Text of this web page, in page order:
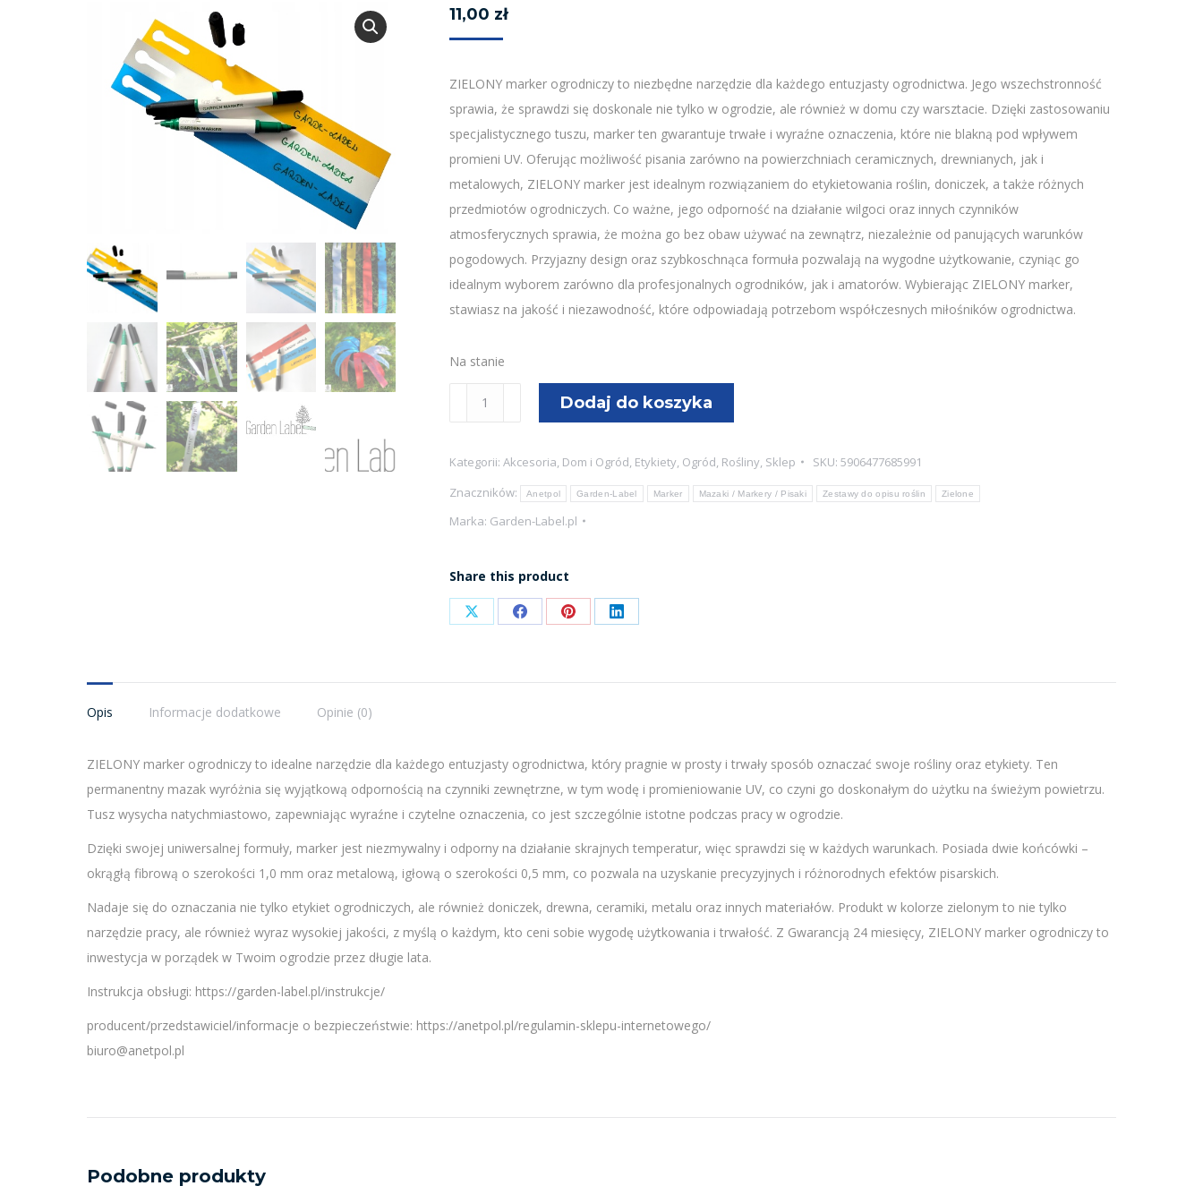
11,00 zł
ZIELONY marker ogrodniczy to niezbędne narzędzie dla każdego entuzjasty ogrodnictwa. Jego wszechstronność
sprawia, że sprawdzi się doskonale nie tylko w ogrodzie, ale również w domu czy warsztacie. Dzięki zastosowaniu
specjalistycznego tuszu, marker ten gwarantuje trwałe i wyraźne oznaczenia, które nie blakną pod wpływem
promieni UV. Oferując możliwość pisania zarówno na powierzchniach ceramicznych, drewnianych, jak i
metalowych, ZIELONY marker jest idealnym rozwiązaniem do etykietowania roślin, doniczek, a także różnych
przedmiotów ogrodniczych. Co ważne, jego odporność na działanie wilgoci oraz innych czynników
atmosferycznych sprawia, że można go bez obaw używać na zewnątrz, niezależnie od panujących warunków
pogodowych. Przyjazny design oraz szybkoschnąca formuła pozwalają na wygodne użytkowanie, czyniąc go
idealnym wyborem zarówno dla profesjonalnych ogrodników, jak i amatorów. Wybierając ZIELONY marker,
stawiasz na jakość i niezawodność, które odpowiadają potrzebom współczesnych miłośników ogrodnictwa.
Na stanie
Permanentny
Marker
Ogrodniczy
–
i
Trwały
Garden
Dodaj do koszyka
Kategorii: Akcesoria, Dom i Ogród, Etykiety, Ogród, Rośliny, Sklep SKU: 5906477685991
Znaczników:
Anetpol Garden-Label Marker Mazaki / Markery / Pisaki Zestawy do opisu roślin Zielone
Marka: Garden-Label.pl
Share this product
Share
X
Share
Facebook
Share
Pinterest
Share
LinkedIn
Opis Informacje dodatkowe Opinie (0)
ZIELONY marker ogrodniczy to idealne narzędzie dla każdego entuzjasty ogrodnictwa, który pragnie w prosty i trwały sposób oznaczać swoje rośliny oraz etykiety. Ten
permanentny mazak wyróżnia się wyjątkową odpornością na czynniki zewnętrzne, w tym wodę i promieniowanie UV, co czyni go doskonałym do użytku na świeżym powietrzu.
Tusz wysycha natychmiastowo, zapewniając wyraźne i czytelne oznaczenia, co jest szczególnie istotne podczas pracy w ogrodzie.
Dzięki swojej uniwersalnej formuły, marker jest niezmywalny i odporny na działanie skrajnych temperatur, więc sprawdzi się w każdych warunkach. Posiada dwie końcówki –
okrągłą fibrową o szerokości 1,0 mm oraz metalową, igłową o szerokości 0,5 mm, co pozwala na uzyskanie precyzyjnych i różnorodnych efektów pisarskich.
Nadaje się do oznaczania nie tylko etykiet ogrodniczych, ale również doniczek, drewna, ceramiki, metalu oraz innych materiałów. Produkt w kolorze zielonym to nie tylko
narzędzie pracy, ale również wyraz wysokiej jakości, z myślą o każdym, kto ceni sobie wygodę użytkowania i trwałość. Z Gwarancją 24 miesięcy, ZIELONY marker ogrodniczy to
inwestycja w porządek w Twoim ogrodzie przez długie lata.
Instrukcja obsługi: https://garden-label.pl/instrukcje/
producent/przedstawiciel/informacje o bezpieczeństwie: https://anetpol.pl/regulamin-sklepu-internetowego/
biuro@anetpol.pl
Podobne produkty